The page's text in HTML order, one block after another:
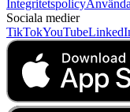
Integritetspolicy
Sociala medier
TikTokYouTube